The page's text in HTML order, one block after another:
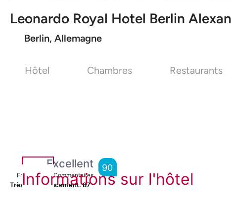
Leonardo Royal Hotel Berlin
Berlin, Allemagne
Hôtel Chambres Restaurants
Excellent
From10,049Commentaires
90
Très bel emplacement.87
Informations sur l'hôtel